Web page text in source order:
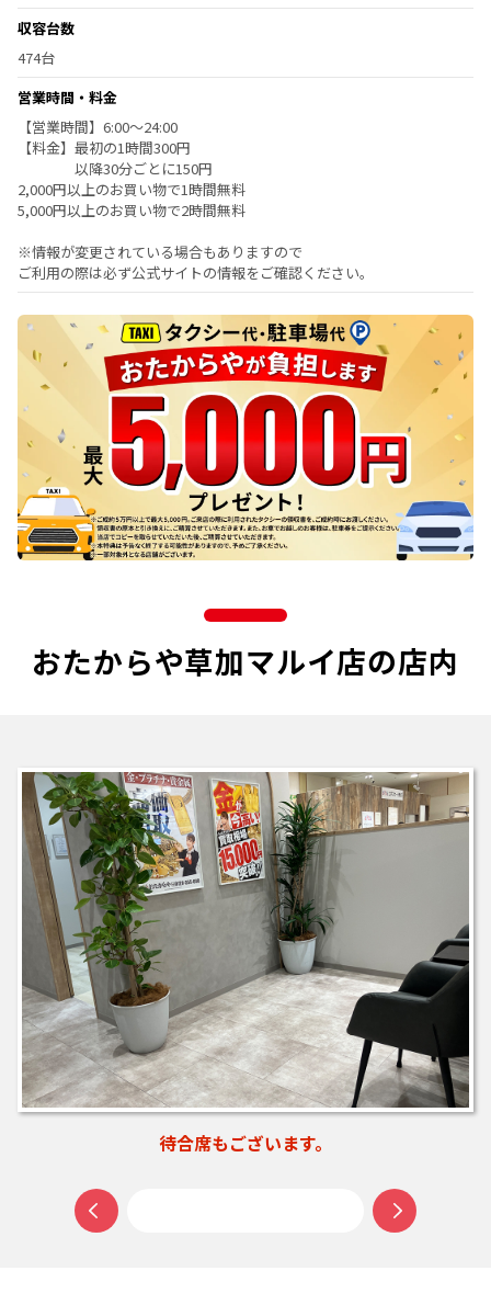
収容台数
474台
営業時間・料金
【営業時間】6:00～24:00
【料金】最初の1時間300円
以降30分ごとに150円
2,000円以上のお買い物で1時間無料
5,000円以上のお買い物で2時間無料
※情報が変更されている場合もありますので
ご利用の際は必ず公式サイトの情報をご確認ください。
おたからや草加マルイ店の店内
扉がなく入りやすい入口です。